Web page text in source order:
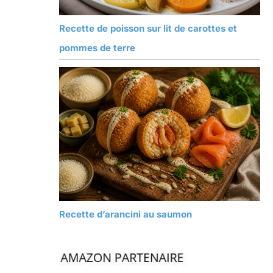
Recette de poisson sur lit de carottes et
pommes de terre
Recette d’arancini au saumon